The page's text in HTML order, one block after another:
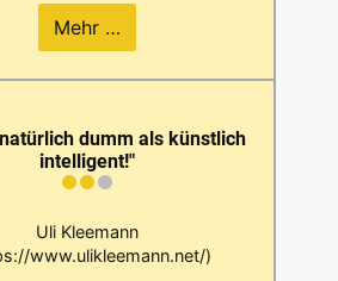
Mehr …
dumm als künstlich
intelligent!"
Uli Kleemann
www.ulikleemann.net/)